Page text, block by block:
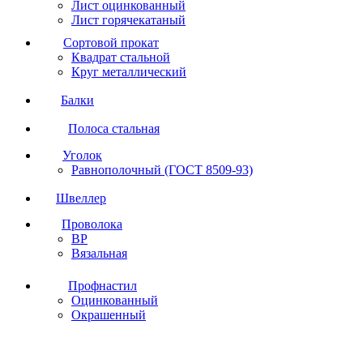
Лист оцинкованный
Лист горячекатаный
Сортовой прокат
Квадрат стальной
Круг металлический
Балки
Полоса стальная
Уголок
Равнополочный (ГОСТ 8509-93)
Швеллер
Проволока
ВР
Вязальная
Профнастил
Оцинкованный
Окрашенный